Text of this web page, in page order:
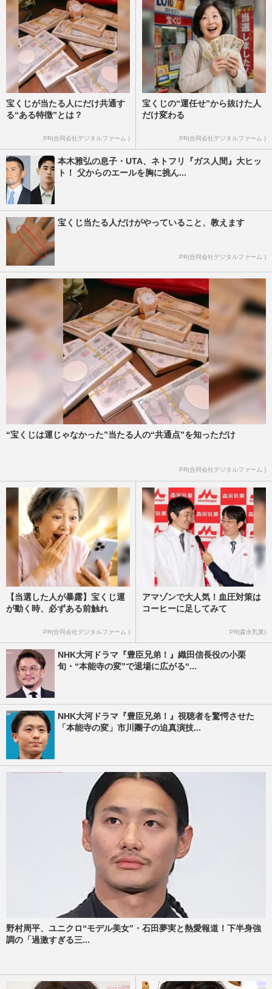
宝くじが当たる人にだけ共通す
る“ある特徴”とは？
PR(合同会社デジタルファーム )
宝くじの“運任せ”から抜けた人
だけ変わる
PR(合同会社デジタルファーム )
本木雅弘の息子・UTA、ネトフリ『ガス人間』大ヒッ
ト！ 父からのエールを胸に挑ん...
宝くじ当たる人だけがやっていること、教えます
PR(合同会社デジタルファーム )
“宝くじは運じゃなかった”当たる人の“共通点”を知っただけ
PR(合同会社デジタルファーム )
【当選した人が暴露】宝くじ運
が動く時、必ずある前触れ
PR(合同会社デジタルファーム )
アマゾンで大人気！血圧対策は
コーヒーに足してみて
PR(森永乳業)
NHK大河ドラマ『豊臣兄弟！』織田信長役の小栗
旬・“本能寺の変”で退場に広がる“...
NHK大河ドラマ『豊臣兄弟！』視聴者を驚愕させた
「本能寺の変」市川團子の迫真演技...
野村周平、ユニクロ“モデル美女”・石田夢実と熱愛報道！下半身強
調の「過激すぎる三...